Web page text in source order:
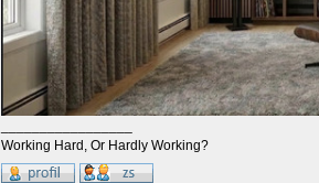
Working Hard, Or Hardly Working?